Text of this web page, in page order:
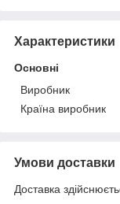
Характеристики
Основні
Виробник
Країна виробник
Умови доставки
Доставка